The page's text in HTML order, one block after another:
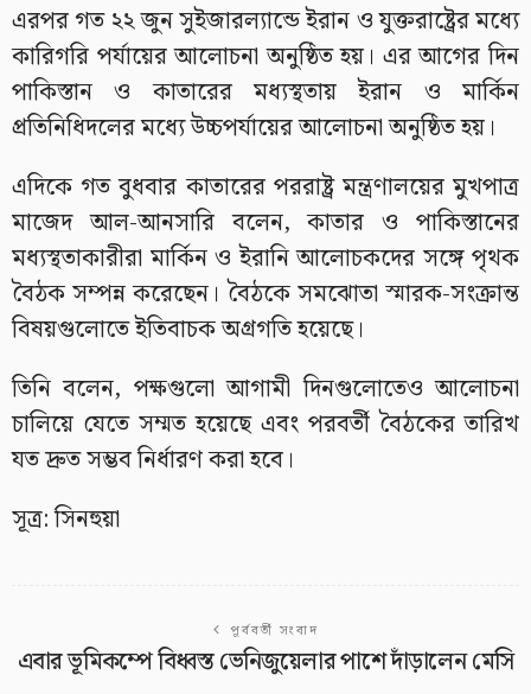
এরপর গত ২২ জুন সুইজারল্যান্ডে ইরান ও যুক্তরাষ্ট্রের মধ্যে
কারিগরি পর্যায়ের আলোচনা অনুষ্ঠিত হয়। এর আগের দিন
পাকিস্তান ও কাতারের মধ্যস্থতায় ইরান ও মার্কিন
প্রতিনিধিদলের মধ্যে উচ্চপর্যায়ের আলোচনা অনুষ্ঠিত হয়।
এদিকে গত বুধবার কাতারের পররাষ্ট্র মন্ত্রণালয়ের মুখপাত্র
মাজেদ আল-আনসারি বলেন, কাতার ও পাকিস্তানের
মধ্যস্থতাকারীরা মার্কিন ও ইরানি আলোচকদের সঙ্গে পৃথক
বৈঠক সম্পন্ন করেছেন। বৈঠকে সমঝোতা স্মারক-সংক্রান্ত
বিষয়গুলোতে ইতিবাচক অগ্রগতি হয়েছে।
তিনি বলেন, পক্ষগুলো আগামী দিনগুলোতেও আলোচনা
চালিয়ে যেতে সম্মত হয়েছে এবং পরবর্তী বৈঠকের তারিখ
যত দ্রুত সম্ভব নির্ধারণ করা হবে।
সূত্র: সিনহুয়া
পূর্ববর্তী সংবাদ
এবার ভূমিকম্পে বিধ্বস্ত ভেনিজুয়েলার পাশে দাঁড়ালেন মেসি